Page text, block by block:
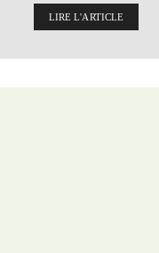
LIRE L'ARTICLE